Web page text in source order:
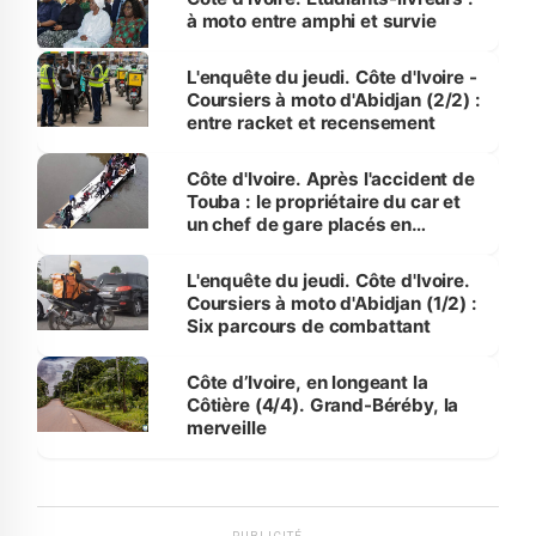
à moto entre amphi et survie
L'enquête du jeudi. Côte d'Ivoire -
Coursiers à moto d'Abidjan (2/2) :
entre racket et recensement
Côte d'Ivoire. Après l'accident de
Touba : le propriétaire du car et
un chef de gare placés en
L'enquête du jeudi. Côte d'Ivoire.
Coursiers à moto d'Abidjan (1/2) :
Six parcours de combattant
Côte d’Ivoire, en longeant la
Côtière (4/4). Grand-Béréby, la
merveille